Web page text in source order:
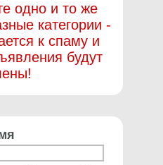
одно и то же
категории -
к спаму и
будут